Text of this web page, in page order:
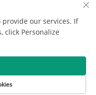
Beijing Air
Dasar Privasi
our services. If
click Personalize